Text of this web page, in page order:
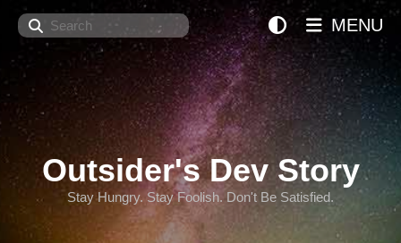
Search
Outsider's Dev Story
Stay Hungry. Stay Foolish. Don't Be Satisfied.
MENU